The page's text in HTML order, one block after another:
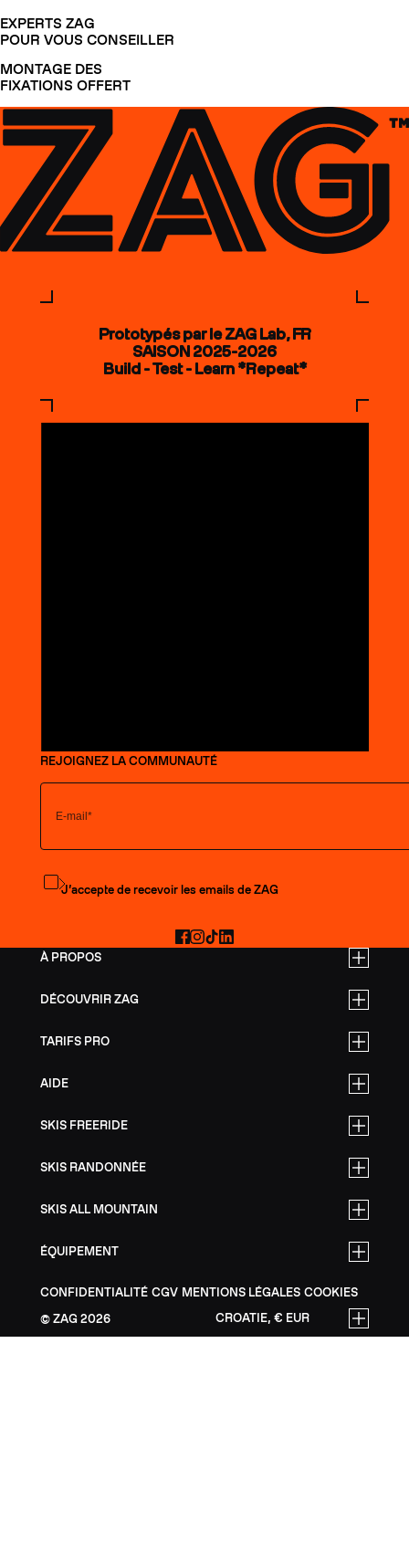
EXPERTS ZAG
POUR VOUS CONSEILLER
MONTAGE DES
FIXATIONS OFFERT
À PROPOS
DÉCOUVRIR ZAG
TARIFS PRO
AIDE
SKIS FREERIDE
SKIS RANDONNÉE
SKIS ALL MOUNTAIN
ÉQUIPEMENT
CONFIDENTIALITÉ CGV MENTIONS LÉGALES COOKIES
ZAG 2026 CROATIE, € EUR
Prototypés par le ZAG Lab, FR
SAISON 2025-2026
Build - Test - Learn *Repeat*
REJOIGNEZ LA COMMUNAUTÉ
S'abonner à la newsletter
J’accepte de recevoir les emails de ZAG
Facebook
Instagram
TikTokLinkedIn